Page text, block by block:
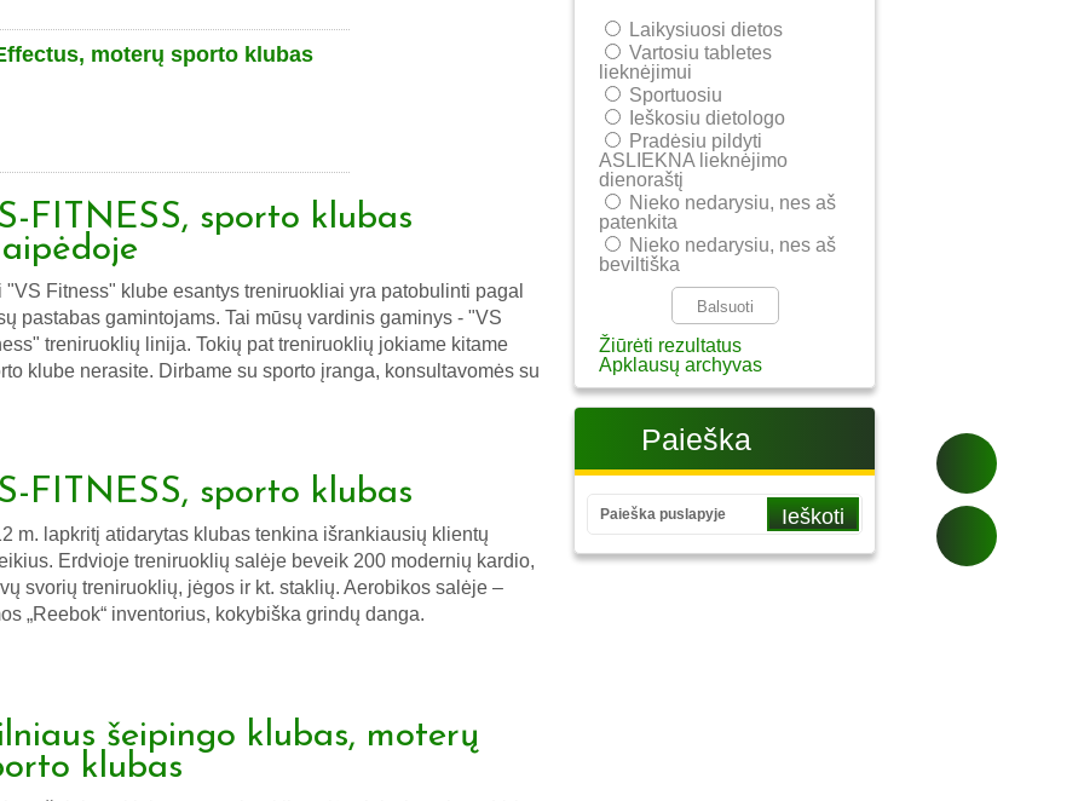
moterų sporto klubas
FITNESS, sporto klubas
"VS Fitness" klube esantys treniruokliai yra patobulinti pagal
pastabas gamintojams. Tai mūsų vardinis gaminys - "VS
treniruoklių linija. Tokių pat treniruoklių jokiame kitame
klube nerasite. Dirbame su sporto įranga, konsultavomės su
FITNESS, sporto klubas
m. lapkritį atidarytas klubas tenkina išrankiausių klientų
Erdvioje treniruoklių salėje beveik 200 modernių kardio,
svorių treniruoklių, jėgos ir kt. staklių. Aerobikos salėje –
„Reebok“ inventorius, kokybiška grindų danga.
šeipingo klubas, moterų
klubas
Laikysiuosi dietos
Vartosiu tabletes
lieknėjimui
Sportuosiu
Ieškosiu dietologo
Pradėsiu pildyti
ASLIEKNA lieknėjimo
dienoraštį
Nieko nedarysiu, nes aš
patenkita
Nieko nedarysiu, nes aš
beviltiška
Žiūrėti rezultatus
Apklausų archyvas
Paieška